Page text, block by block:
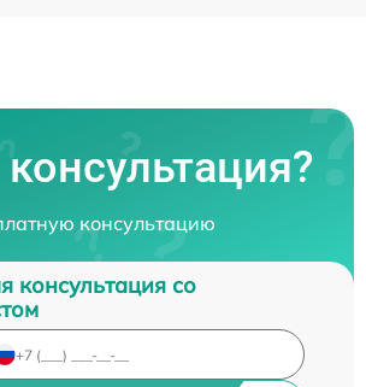
консультацию
консультация со